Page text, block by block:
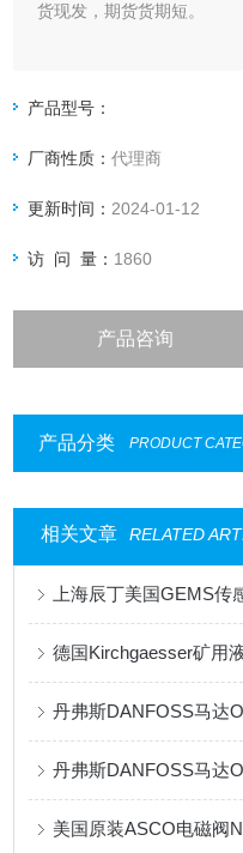
货现发，期货货期短。
产品型号：
厂商性质：代理商
更新时间： 2024-01-12
访 问 量： 1860
产品咨询
产品分类 PRODUCT
相关文章 RELATED
上海辰丁美国GEMS传
德国Kirchgaesser矿用
丹弗斯DANFOSS马达
美国原装ASCO电磁阀